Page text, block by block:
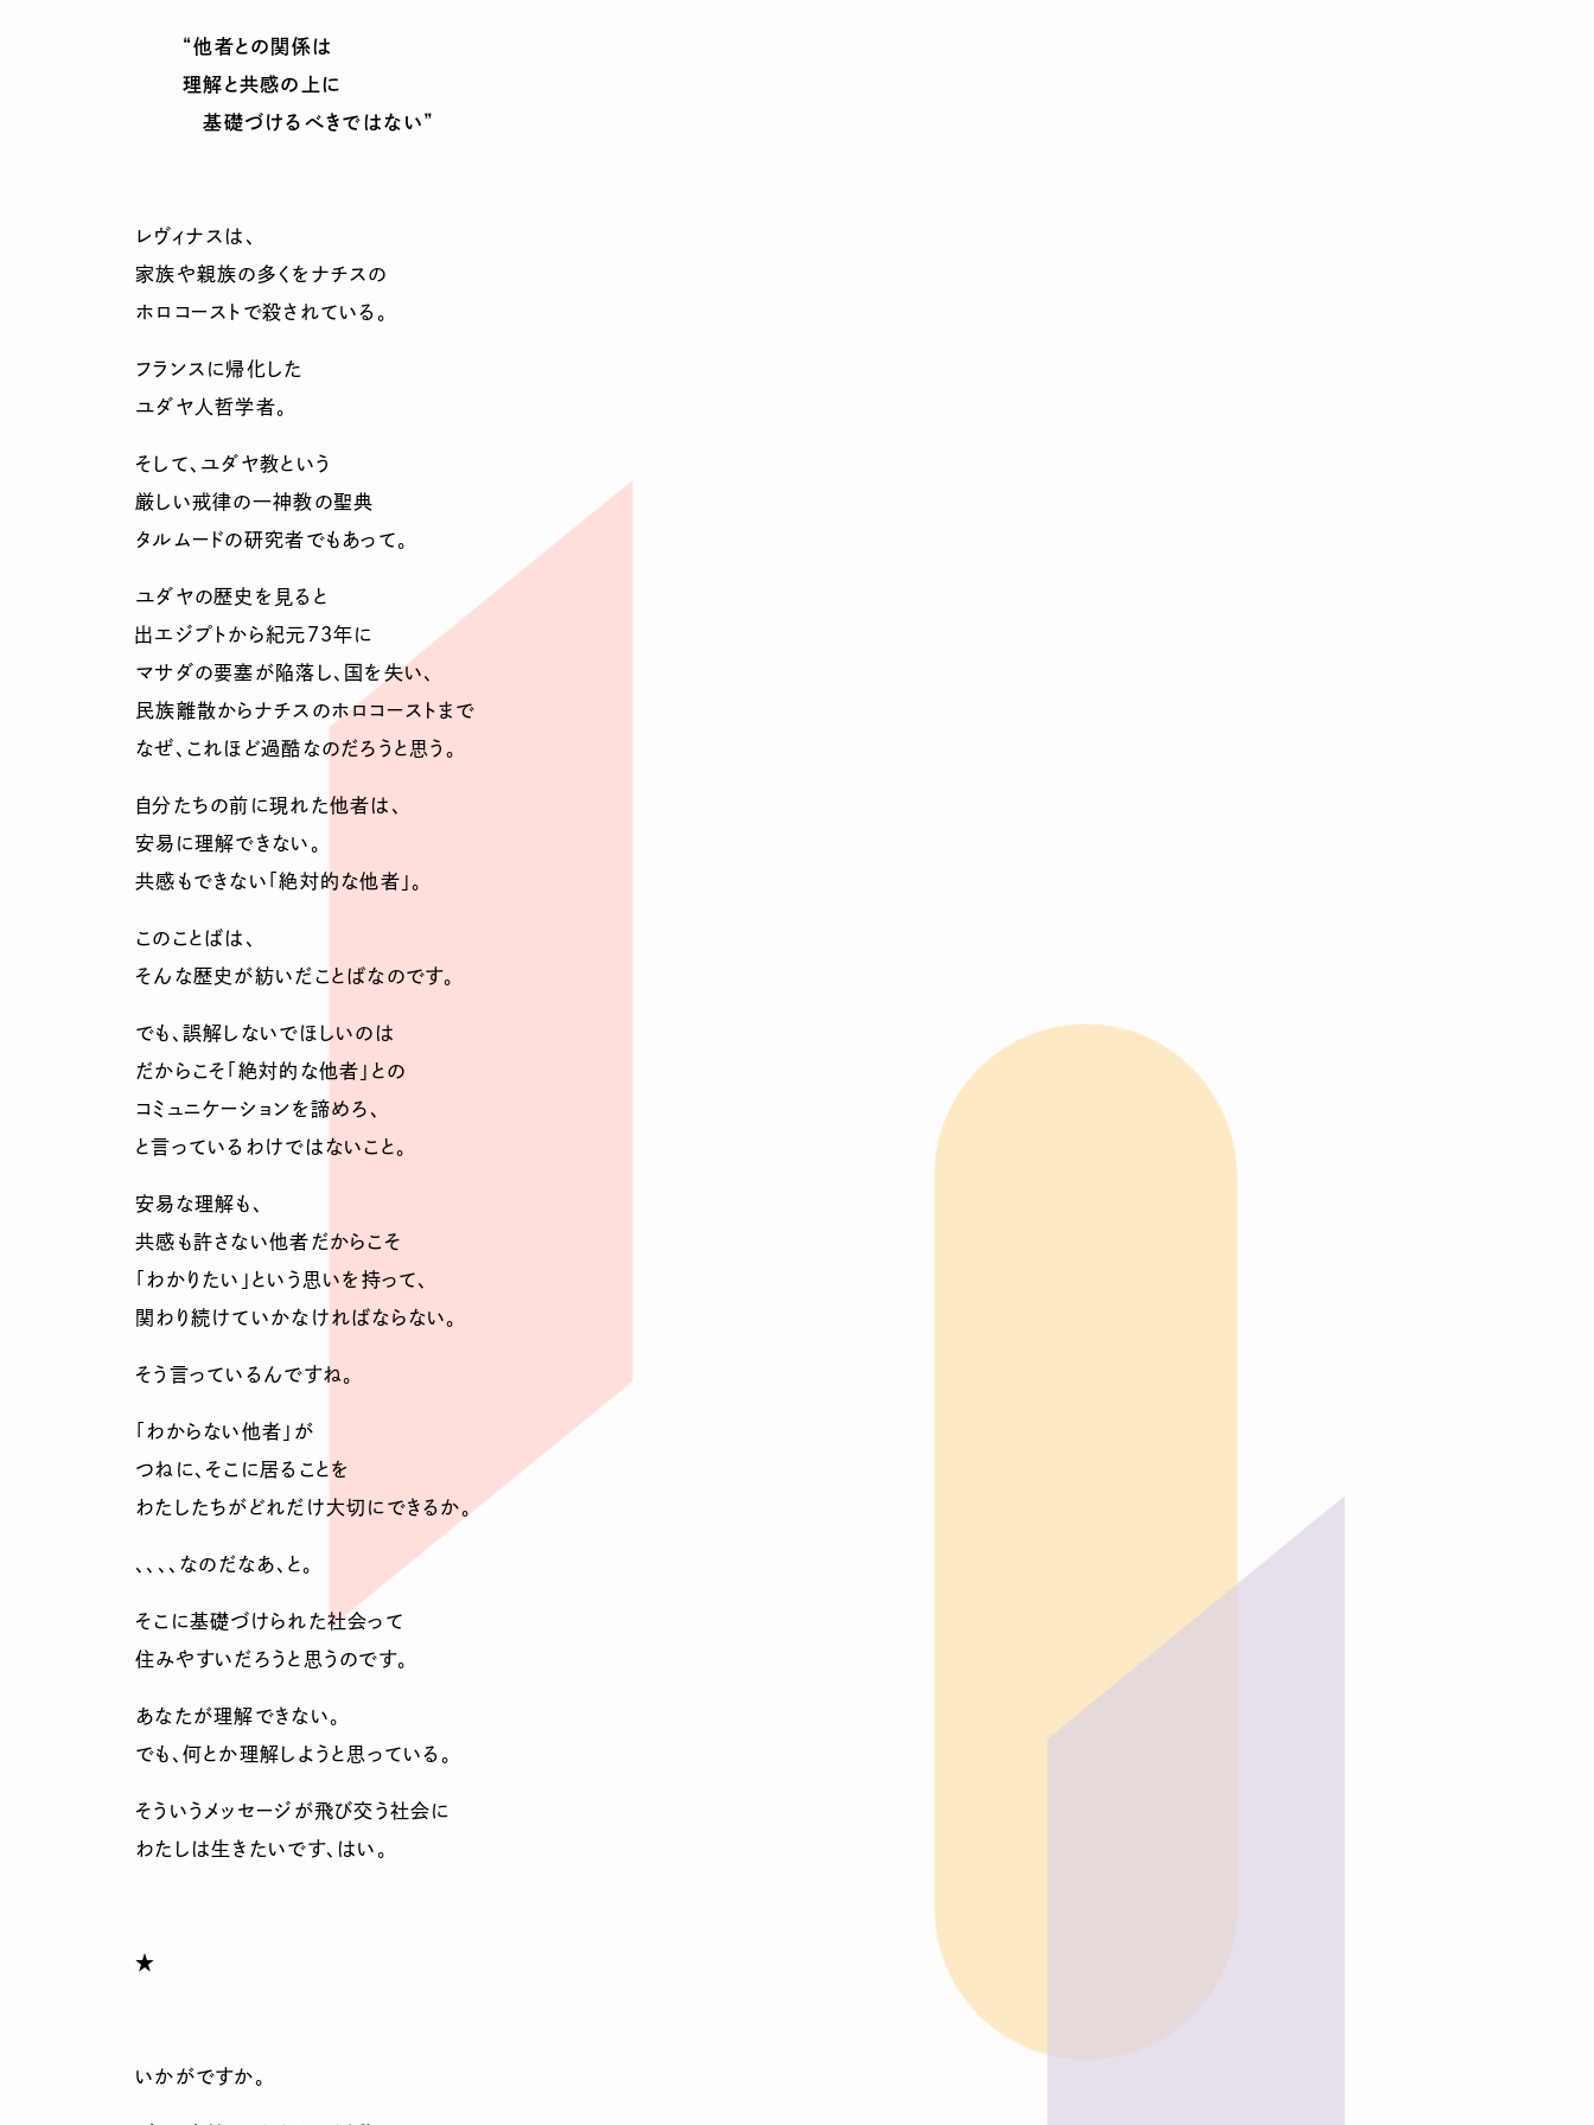
“他者との関係は
理解と共感の上に
基礎づけるべきではない”
レヴィナスは、
家族や親族の多くをナチスの
ホロコーストで殺されている。
フランスに帰化した
ユダヤ人哲学者。
そして、ユダヤ教という
厳しい戒律の一神教の聖典
タルムードの研究者でもあって。
ユダヤの歴史を見ると
出エジプトから紀元73年に
マサダの要塞が陥落し、国を失い、
民族離散からナチスのホロコーストまで
なぜ、これほど過酷なのだろうと思う。
自分たちの前に現れた他者は、
安易に理解できない。
共感もできない「絶対的な他者」。
このことばは、
そんな歴史が紡いだことばなのです。
でも、誤解しないでほしいのは
だからこそ「絶対的な他者」との
コミュニケーションを諦めろ、
と言っているわけではないこと。
安易な理解も、
共感も許さない他者だからこそ
「わかりたい」という思いを持って、
関わり続けていかなければならない。
そう言っているんですね。
「わからない他者」が
つねに、そこに居ることを
わたしたちがどれだけ大切にできるか。
、、、、なのだなあ、と。
そこに基礎づけられた社会って
住みやすいだろうと思うのです。
あなたが理解できない。
でも、何とか理解しようと思っている。
そういうメッセージが飛び交う社会に
わたしは生きたいです、はい。
★
いかがですか。